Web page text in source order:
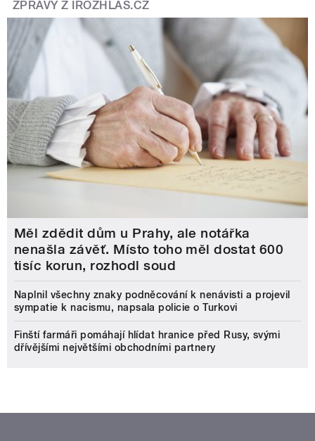
ZPRÁVY Z IROZHLAS.CZ
Měl zdědit dům u Prahy, ale notářka
nenašla závěť. Místo toho měl dostat 600
tisíc korun, rozhodl soud
Naplnil všechny znaky podněcování k nenávisti a projevil
sympatie k nacismu, napsala policie o Turkovi
Finští farmáři pomáhají hlídat hranice před Rusy, svými
dřívějšími největšími obchodními partnery